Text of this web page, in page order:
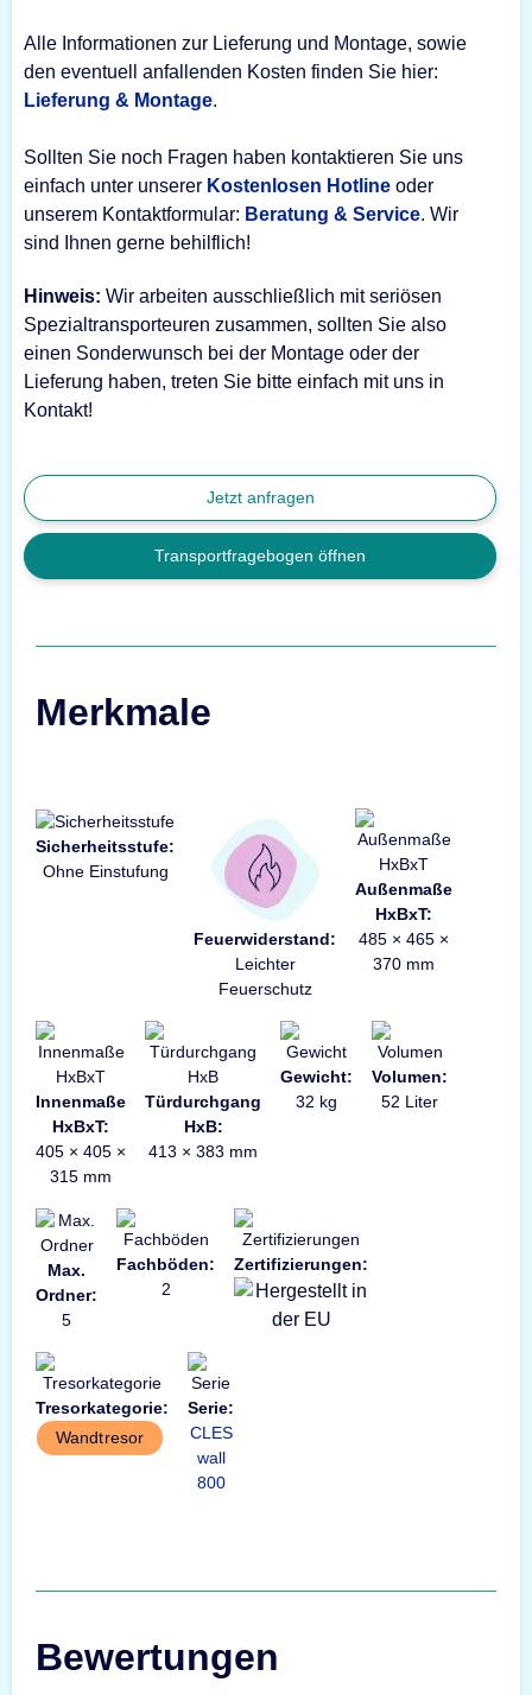
Alle Informationen zur Lieferung und Montage, sowie
den eventuell anfallenden Kosten finden Sie hier:
Lieferung & Montage.
Sollten Sie noch Fragen haben kontaktieren Sie uns
einfach unter unserer Kostenlosen Hotline oder
unserem Kontaktformular: Beratung & Service. Wir
sind Ihnen gerne behilflich!
Hinweis: Wir arbeiten ausschließlich mit seriösen
Spezialtransporteuren zusammen, sollten Sie also
einen Sonderwunsch bei der Montage oder der
Lieferung haben, treten Sie bitte einfach mit uns in
Kontakt!
Jetzt anfragen
Transportfragebogen öffnen
Merkmale
Sicherheitsstufe:
Ohne Einstufung
Feuerwiderstand:
Leichter
Feuerschutz
Außenmaße
HxBxT:
485 × 465 ×
370 mm
Innenmaße
HxBxT:
405 × 405 ×
315 mm
Türdurchgang
HxB:
413 × 383 mm
Gewicht:
32 kg
Volumen:
52 Liter
Max.
Ordner:
5
Fachböden:
2
Zertifizierungen:
Tresorkategorie:
Wandtresor
Serie:
CLES
wall
800
Bewertungen